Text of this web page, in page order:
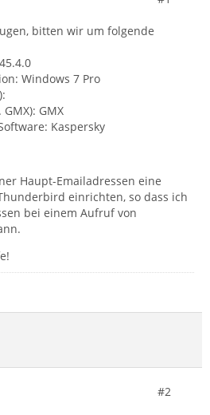
bitten wir um folgende
Windows 7 Pro
GMX
Kaspersky
Haupt-Emailadressen eine
einrichten, so dass ich
bei einem Aufruf von
#2